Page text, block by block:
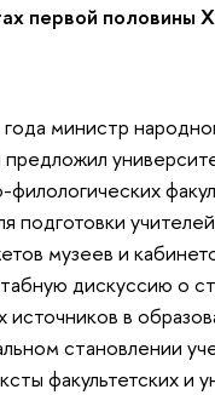
первой половины
министр
подготовки
музеев и
дискуссию о
источников в
становлении
факультетских и